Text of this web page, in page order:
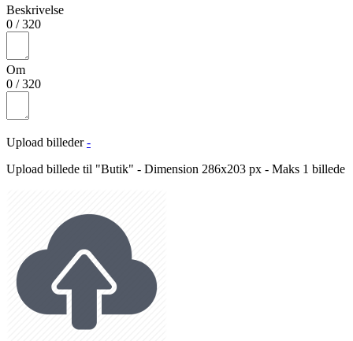
Beskrivelse
0 /320
Om
0 /320
Upload billeder -
Upload billede til "Butik" - Dimension 286x203 px - Maks 1 billede